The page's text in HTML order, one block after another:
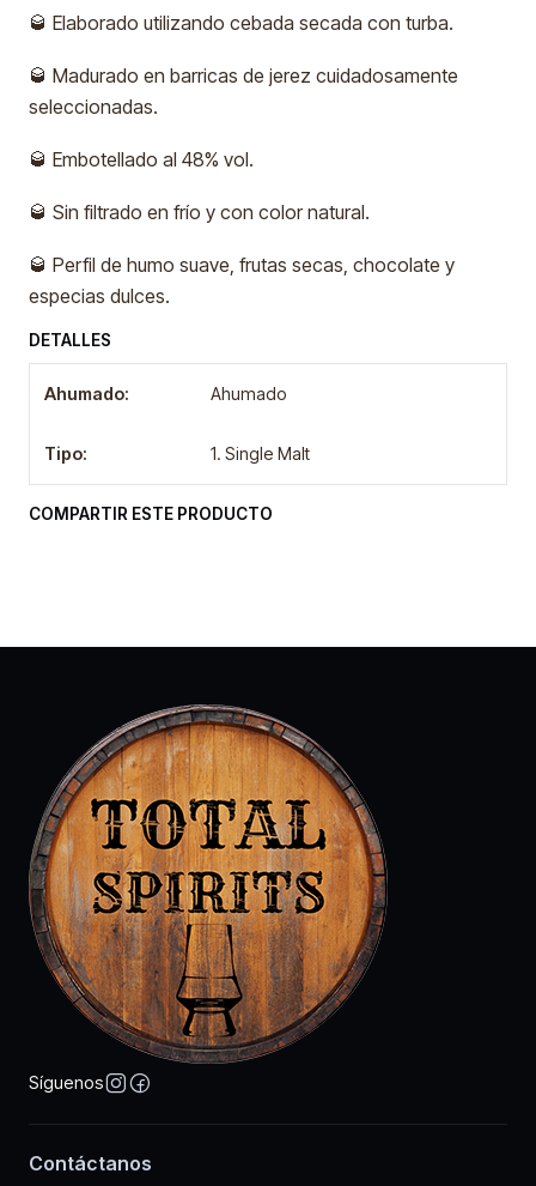
🥃 Elaborado utilizando cebada secada con turba.
🥃 Madurado en barricas de jerez cuidadosamente
seleccionadas.
🥃 Embotellado al 48% vol.
🥃 Sin filtrado en frío y con color natural.
🥃 Perfil de humo suave, frutas secas, chocolate y
especias dulces.
DETALLES
Ahumado: Ahumado
Tipo: 1. Single Malt
COMPARTIR ESTE PRODUCTO
Síguenos
Contáctanos